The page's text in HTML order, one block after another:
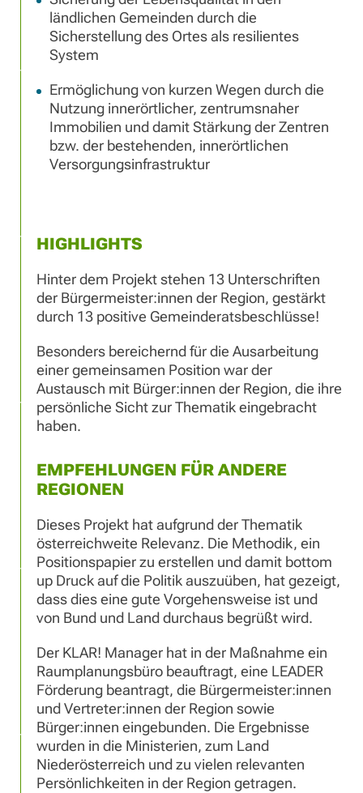
ländlichen Gemeinden durch die
Sicherstellung des Ortes als resilientes
System
Ermöglichung von kurzen Wegen durch die
Nutzung innerörtlicher, zentrumsnaher
Immobilien und damit Stärkung der Zentren
bzw. der bestehenden, innerörtlichen
Versorgungsinfrastruktur
HIGHLIGHTS
Hinter dem Projekt stehen 13 Unterschriften
der Bürgermeister:innen der Region, gestärkt
durch 13 positive Gemeinderatsbeschlüsse!
Besonders bereichernd für die Ausarbeitung
einer gemeinsamen Position war der
Austausch mit Bürger:innen der Region, die ihre
persönliche Sicht zur Thematik eingebracht
haben.
EMPFEHLUNGEN FÜR ANDERE
REGIONEN
Dieses Projekt hat aufgrund der Thematik
österreichweite Relevanz. Die Methodik, ein
Positionspapier zu erstellen und damit bottom
up Druck auf die Politik auszuüben, hat gezeigt,
dass dies eine gute Vorgehensweise ist und
von Bund und Land durchaus begrüßt wird.
Der KLAR! Manager hat in der Maßnahme ein
Raumplanungsbüro beauftragt, eine LEADER
Förderung beantragt, die Bürgermeister:innen
und Vertreter:innen der Region sowie
Bürger:innen eingebunden. Die Ergebnisse
wurden in die Ministerien, zum Land
Niederösterreich und zu vielen relevanten
Persönlichkeiten in der Region getragen.